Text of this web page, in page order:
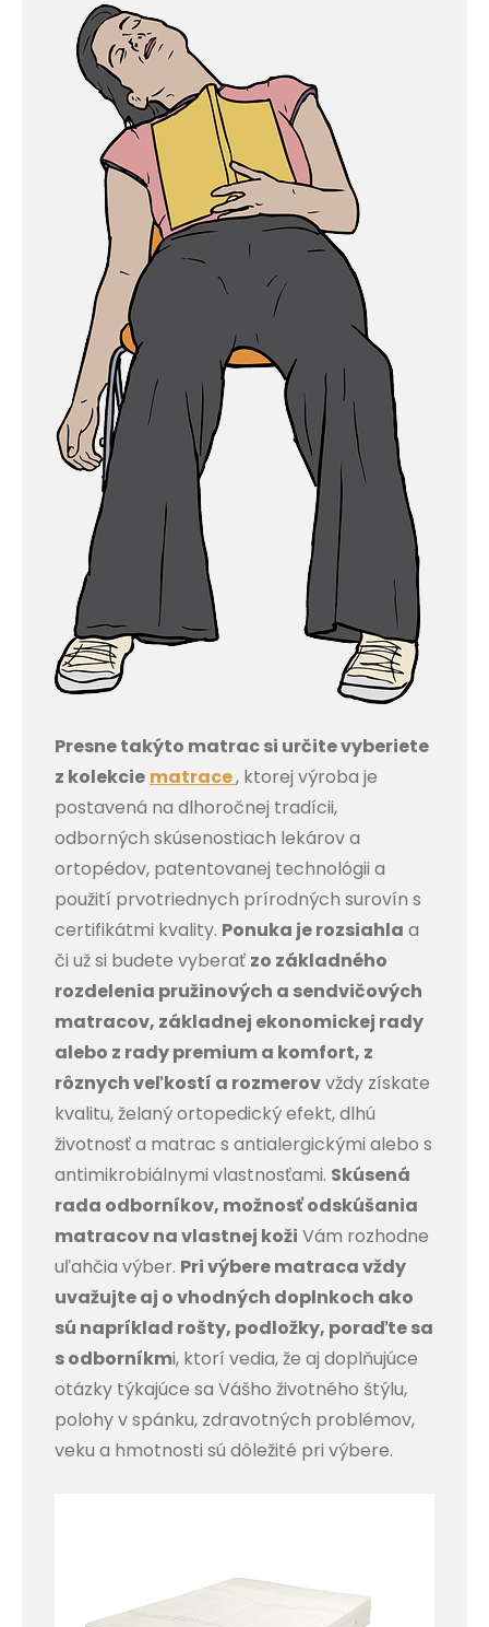
Presne takýto matrac si určite vyberiete
z kolekcie matrace, ktorej výroba je
postavená na dlhoročnej tradícii,
odborných skúsenostiach lekárov a
ortopédov, patentovanej technológii a
použití prvotriednych prírodných surovín s
certifikátmi kvality. Ponuka je rozsiahla a
či už si budete vyberať zo základného
rozdelenia pružinových a sendvičových
matracov, základnej ekonomickej rady
alebo z rady premium a komfort, z
rôznych veľkostí a rozmerovvždy získate
kvalitu, želaný ortopedický efekt, dlhú
životnosť a matrac s antialergickými alebo s
antimikrobiálnymi vlastnosťami. Skúsená
rada odborníkov, možnosť odskúšania
matracov na vlastnej koži Vám rozhodne
uľahčia výber. Pri výbere matraca vždy
uvažujte aj o vhodných doplnkoch ako
sú napríklad rošty, podložky, poraďte sa
s odborníkmi, ktorí vedia, že aj doplňujúce
otázky týkajúce sa Vášho životného štýlu,
polohy v spánku, zdravotných problémov,
veku a hmotnosti sú dôležité pri výbere.